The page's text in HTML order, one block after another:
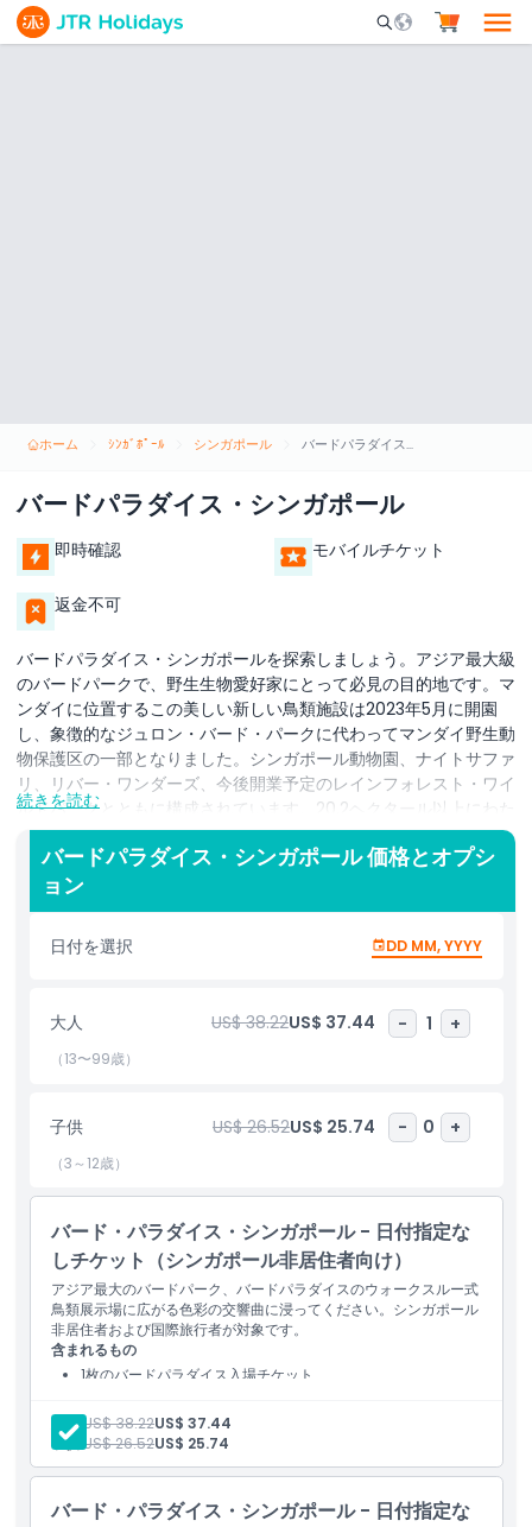
Mobile Search
ホーム ｼﾝｶﾞﾎﾟｰﾙ シンガポール バードパラダイス・シンガポール
バードパラダイス・シンガポール
即時確認 モバイルチケット
返金不可
バードパラダイス・シンガポールを探索しましょう。アジア最大級
のバードパークで、野生生物愛好家にとって必見の目的地です。マ
ンダイに位置するこの美しい新しい鳥類施設は2023年5月に開園
し、象徴的なジュロン・バード・パークに代わってマンダイ野生動
物保護区の一部となりました。シンガポール動物園、ナイトサファ
リ、リバー・ワンダーズ、今後開業予定のレインフォレスト・ワイ
ルドパークとともに構成されています。20.2ヘクタール以上にわた
って広がるバードパラダイスは、400種以上、5,000羽を超える鳥
たちの生息地であり、多くは絶滅危惧種や稀少種です。南米の鬱蒼
とした熱帯雨林から淡水湿地帯まで、自然の生息地を再現した美し
く設計されたウォークイン式の鳥類展示施設を巡り、鳥たちの自然
な行動を観察してください。開けた空間で鮮やかな群れが頭上を舞
う忘れられない瞬間を捉えたり、風光明媚なハイキングコースや環
きます。
世界水準のバードショーもお見逃しなく。ホークス・アリーナで午
お楽しみください。フラミンゴ湖や高さ30メートルの滝がある圧
巻の滝型展示、そしてオウムやペリカン、アヒルに餌を与えられる
インタラクティブなエリアなどの名所も訪れてください。バードパ
ラダイス・シンガポールのチケットをオンラインで予約し、世界中
のエキゾチックな鳥たちと間近で触れ合える忘れられない体験をお
楽しみください。
ハイライト
子供／大人ポリシー
続きを読む
バードパラダイス・シンガポール 価格とオプシ
ョン
日付を選択 DD MM, YYYY
大人 US$ 38.22US$ 37.44 - 1 +
（13〜99歳）
子供 US$ 26.52US$ 25.74 - 0 +
（3～12歳）
バード・パラダイス・シンガポール - 日付指定な
しチケット（シンガポール非居住者向け）
アジア最大のバードパーク、バードパラダイスのウォークスルー式
鳥類展示場に広がる色彩の交響曲に浸ってください。シンガポール
非居住者および国際旅行者が対象です。
含まれるもの
1枚のバードパラダイス入場チケット
大人: US$ 38.22US$ 37.44
子供:
US$ 26.52US$ 25.74
バード・パラダイス・シンガポール - 日付指定な